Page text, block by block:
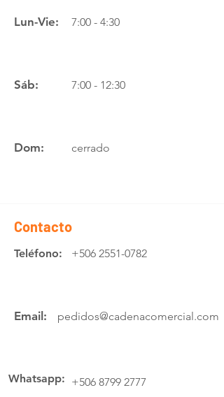
Lun-Vie: 7:00 - 4:30
Sáb: 7:00 - 12:30
Dom: cerrado
Contacto
Teléfono: +506 2551-0782
Email: pedidos@cadenacomercial.com
Whatsapp: +506 8799 2777